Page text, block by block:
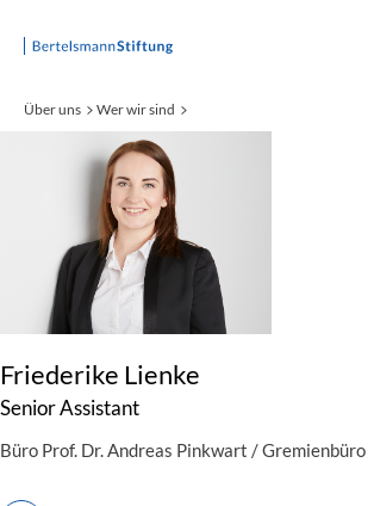
Startseite
Über uns Wer wir sind
Friederike Lienke
Senior Assistant
Büro Prof. Dr. Andreas Pinkwart / Gremienbüro